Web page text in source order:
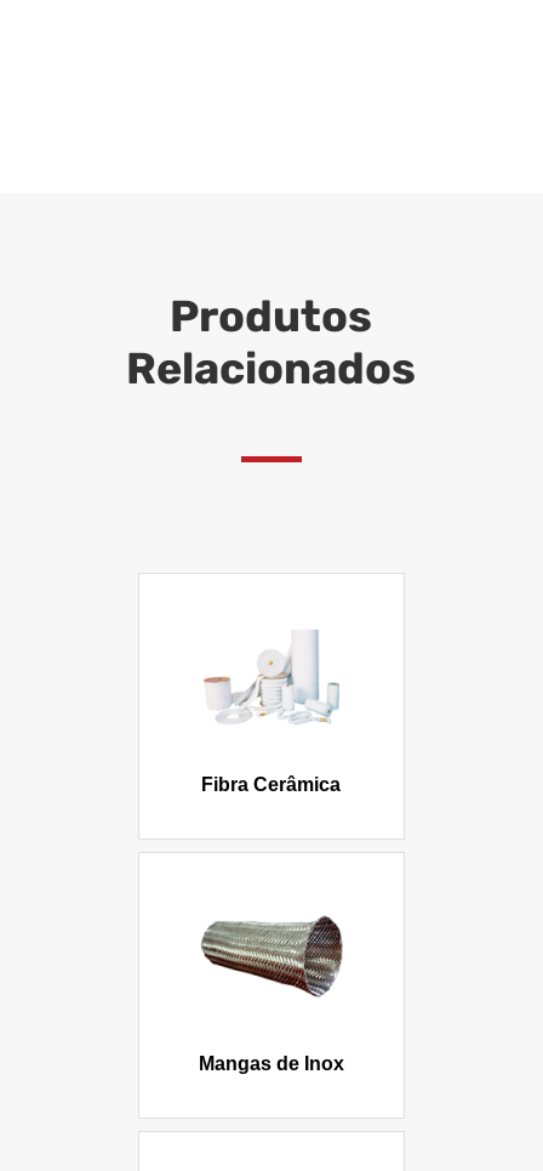
Produtos
Relacionados
Fibra Cerâmica
Mangas de Inox